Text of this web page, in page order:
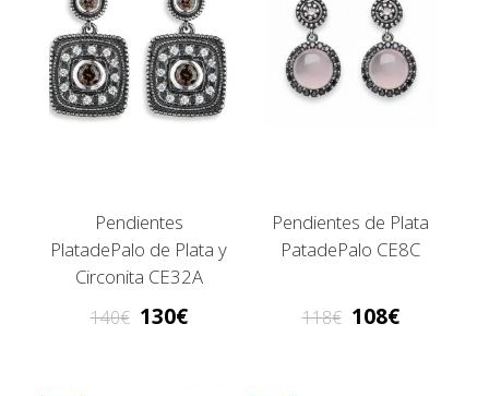
Pendientes
PlatadePalo de Plata y
Circonita CE32A
140 130
Pendientes de Plata
PatadePalo CE8C
118 108